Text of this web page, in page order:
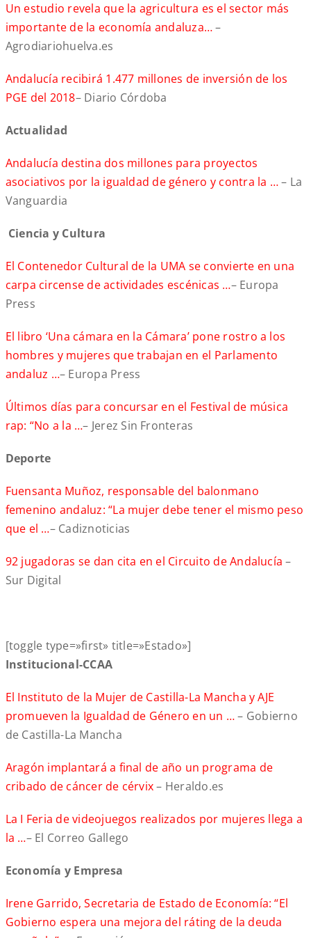
Un estudio revela que la agricultura es el sector más
importante de la economía andaluza…–
Agrodiariohuelva.es
Andalucía recibirá 1.477 millones de inversión de los
PGE del 2018– Diario Córdoba
Actualidad
Andalucía destina dos millones para proyectos
asociativos por la igualdad de género y contra la …– La
Vanguardia
Ciencia y Cultura
El Contenedor Cultural de la UMA se convierte en una
carpa circense de actividades escénicas …– Europa
Press
El libro ‘Una cámara en la Cámara’ pone rostro a los
hombres y mujeres que trabajan en el Parlamento
andaluz …– Europa Press
Últimos días para concursar en el Festival de música
rap: “No a la …– Jerez Sin Fronteras
Deporte
Fuensanta Muñoz, responsable del balonmano
femenino andaluz: “La mujer debe tener el mismo peso
que el …– Cadiznoticias
92 jugadoras se dan cita en el Circuito de Andalucía –
Sur Digital
[toggle type=»first» title=»Estado»]
Institucional-CCAA
El Instituto de la Mujer de Castilla-La Mancha y AJE
promueven la Igualdad de Género en un …– Gobierno
de Castilla-La Mancha
Aragón implantará a final de año un programa de
cribado de cáncer de cérvix– Heraldo.es
La I Feria de videojuegos realizados por mujeres llega a
la …– El Correo Gallego
Economía y Empresa
Irene Garrido, Secretaria de Estado de Economía: “El
Gobierno espera una mejora del ráting de la deuda